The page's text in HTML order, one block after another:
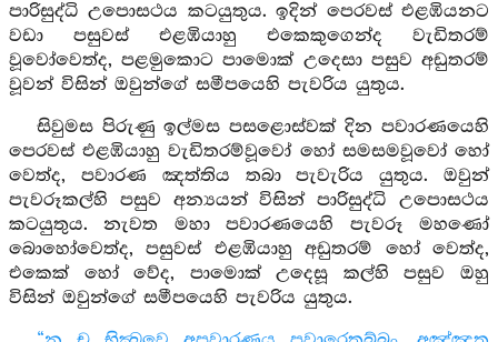
පාරිසුද්ධි උපොසථය කටයුතුය. ඉදින් පෙරවස් එළඹියනට
වඩා පසුවස් එළඹියාහු එකෙකුගෙන්ද වැඩිතරම්
වූවෝවෙත්ද, පළමුකොට පාමොක් උදෙසා පසුව අඩුතරම්
වූවන් විසින් ඔවුන්ගේ සමීපයෙහි පැවරිය යුතුය.
සිවුමස පිරුණු ඉල්මස පසළොස්වක් දින පවාරණයෙහි
පෙරවස් එළඹියාහු වැඩිතරම්වූවෝ හෝ සමසමවූවෝ හෝ
වෙත්ද, පවාරණ ඤත්තිය තබා පැවැරිය යුතුය. ඔවුන්
පැවරූකල්හි පසුව අන්‍යයන් විසින් පාරිසුද්ධි උපොසථය
කටයුතුය. නැවත මහා පවාරණයෙහි පැවරූ මහණෝ
බොහෝවෙත්ද, පසුවස් එළඹියාහු අඩුතරම් හෝ වෙත්ද,
එකෙක් හෝ වේද, පාමොක් උදෙසූ කල්හි පසුව ඔහු
විසින් ඔවුන්ගේ සමීපයෙහි පැවරිය යුතුය.